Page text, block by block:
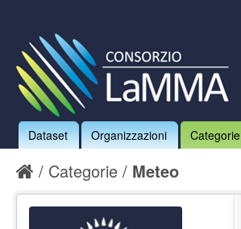
Dataset Organizzazioni Categorie
Categorie Meteo